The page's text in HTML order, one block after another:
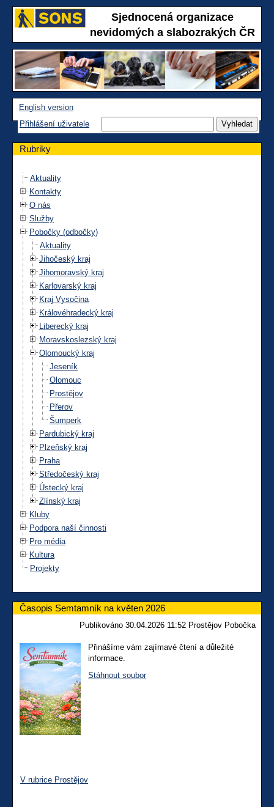
Sjednocená organizace
nevidomých a slabozrakých ČR
English version
Přihlášení uživatele
Rubriky
Aktuality
Kontakty
O nás
Služby
Pobočky (odbočky)
Aktuality
Jihočeský kraj
Jihomoravský kraj
Karlovarský kraj
Kraj Vysočina
Královéhradecký kraj
Liberecký kraj
Moravskoslezský kraj
Olomoucký kraj
Jeseník
Olomouc
Prostějov
Přerov
Šumperk
Pardubický kraj
Plzeňský kraj
Praha
Středočeský kraj
Ústecký kraj
Zlínský kraj
Kluby
Podpora naší činnosti
Pro média
Kultura
Projekty
Časopis Semtamník na květen 2026
Publikováno 30.04.2026 11:52 Prostějov Pobočka
Přinášíme vám zajímavé čtení a důležité
informace.
Stáhnout soubor
V rubrice Prostějov